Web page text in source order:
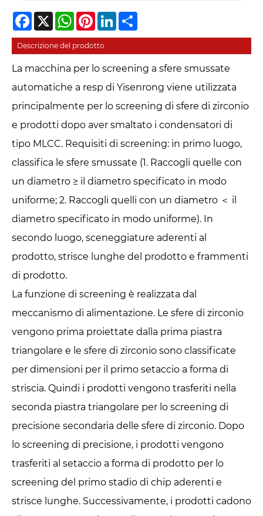
Facebook
X WhatsAppPinterestLinkedIn
Descrizione del prodotto
La macchina per lo screening a sfere smussate
automatiche a resp di Yisenrong viene utilizzata
principalmente per lo screening di sfere di zirconio
e prodotti dopo aver smaltato i condensatori di
tipo MLCC. Requisiti di screening: in primo luogo,
classifica le sfere smussate (1. Raccogli quelle con
un diametro ≥ il diametro specificato in modo
uniforme; 2. Raccogli quelli con un diametro ＜ il
diametro specificato in modo uniforme). In
secondo luogo, sceneggiature aderenti al
prodotto, strisce lunghe del prodotto e frammenti
di prodotto.
La funzione di screening è realizzata dal
meccanismo di alimentazione. Le sfere di zirconio
vengono prima proiettate dalla prima piastra
triangolare e le sfere di zirconio sono classificate
per dimensioni per il primo setaccio a forma di
striscia. Quindi i prodotti vengono trasferiti nella
seconda piastra triangolare per lo screening di
precisione secondaria delle sfere di zirconio. Dopo
lo screening di precisione, i prodotti vengono
trasferiti al setaccio a forma di prodotto per lo
screening del primo stadio di chip aderenti e
strisce lunghe. Successivamente, i prodotti cadono